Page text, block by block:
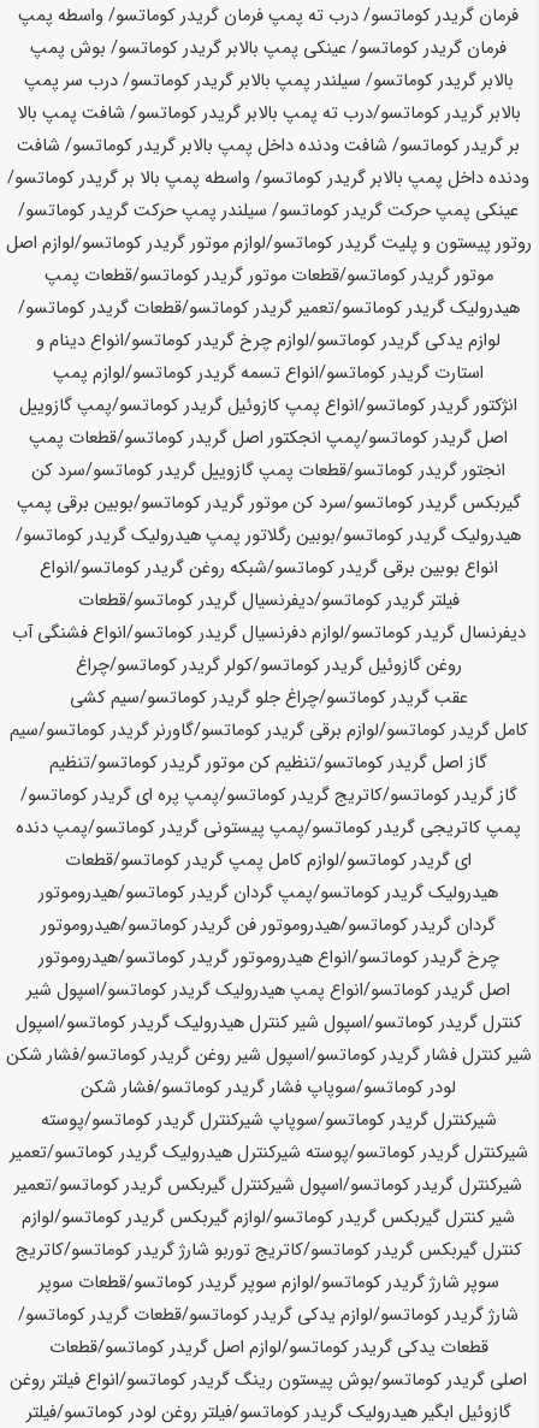
فرمان گریدرکوماتسو/ درب ته پمپ فرمان گریدرکوماتسو/ واسطه پمپ
فرمان گریدرکوماتسو/ عینکی پمپ بالابر گریدرکوماتسو/ بوش پمپ
بالابر گریدرکوماتسو/ سیلندر پمپ بالابر گریدرکوماتسو/ درب سر پمپ
بالابر گریدرکوماتسو/درب ته پمپ بالابر گریدرکوماتسو/ شافت پمپ بالا
بر گریدرکوماتسو/ شافت ودنده داخل پمپ بالابر گریدرکوماتسو/ شافت
ودنده داخل پمپ بالابر گریدرکوماتسو/ واسطه پمپ بالا بر گریدرکوماتسو/
عینکی پمپ حرکت گریدرکوماتسو/ سیلندر پمپ حرکت گریدرکوماتسو/
روتور پیستون و پلیت گریدرکوماتسو/لوازم موتور گریدرکوماتسو/لوازم اصل
موتور گریدرکوماتسو/قطعات موتور گریدرکوماتسو/قطعات پمپ
هیدرولیک گریدرکوماتسو/تعمیر گریدرکوماتسو/قطعات گریدرکوماتسو/
لوازم یدکی گریدرکوماتسو/لوازم چرخ گریدرکوماتسو/انواع دینام و
استارت گریدرکوماتسو/انواع تسمه گریدرکوماتسو/لوازم پمپ
انژکتور گریدرکوماتسو/انواع پمپ کازوئیل گریدرکوماتسو/پمپ گازوییل
اصل گریدرکوماتسو/پمپ انجکتور اصل گریدرکوماتسو/قطعات پمپ
انجتور گریدرکوماتسو/قطعات پمپ گازوییل گریدرکوماتسو/سرد کن
گیربکس گریدرکوماتسو/سرد کن موتور گریدرکوماتسو/بوبین برقی پمپ
هیدرولیک گریدرکوماتسو/بوبین رگلاتور پمپ هیدرولیک گریدرکوماتسو/
انواع بوبین برقی گریدرکوماتسو/شبکه روغن گریدرکوماتسو/انواع
فیلتر گریدرکوماتسو/دیفرنسیال گریدرکوماتسو/قطعات
دیفرنسال گریدرکوماتسو/لوازم دفرنسیال گریدرکوماتسو/انواع فشنگی آب
روغن گازوئیل گریدرکوماتسو/کولر گریدرکوماتسو/چراغ
عقب گریدرکوماتسو/چراغ جلو گریدرکوماتسو/سیم کشی
کامل گریدرکوماتسو/لوازم برقی گریدرکوماتسو/گاورنر گریدرکوماتسو/سیم
گاز اصل گریدرکوماتسو/تنظیم کن موتور گریدرکوماتسو/تنظیم
گاز گریدرکوماتسو/کاتریج گریدرکوماتسو/پمپ پره ای گریدرکوماتسو/
پمپ کاتریجی گریدرکوماتسو/پمپ پیستونی گریدرکوماتسو/پمپ دنده
ای گریدرکوماتسو/لوازم کامل پمپ گریدرکوماتسو/قطعات
هیدرولیک گریدرکوماتسو/پمپ گردان گریدرکوماتسو/هیدروموتور
گردان گریدرکوماتسو/هیدروموتور فن گریدرکوماتسو/هیدروموتور
چرخ گریدرکوماتسو/انواع هیدروموتور گریدرکوماتسو/هیدروموتور
اصل گریدرکوماتسو/انواع پمپ هیدرولیک گریدرکوماتسو/اسپول شیر
کنترل گریدرکوماتسو/اسپول شیر کنترل هیدرولیک گریدرکوماتسو/اسپول
شیر کنترل فشار گریدرکوماتسو/اسپول شیر روغن گریدرکوماتسو/فشار شکن
لودرکوماتسو/سوپاپ فشار گریدرکوماتسو/فشار شکن
شیرکنترل گریدرکوماتسو/سوپاپ شیرکنترل گریدرکوماتسو/پوسته
شیرکنترل گریدرکوماتسو/پوسته شیرکنترل هیدرولیک گریدرکوماتسو/تعمیر
شیرکنترل گریدرکوماتسو/اسپول شیرکنترل گیربکس گریدرکوماتسو/تعمیر
شیر کنترل گیربکس گریدرکوماتسو/لوازم گیربکس گریدرکوماتسو/لوازم
کنترل گیربکس گریدرکوماتسو/کاتریج توربو شارژ گریدرکوماتسو/کاتریج
سوپر شارژ گریدرکوماتسو/لوازم سوپر گریدرکوماتسو/قطعات سوپر
شارژ گریدرکوماتسو/لوازم یدکی گریدرکوماتسو/قطعات گریدرکوماتسو/
قطعات یدکی گریدرکوماتسو/لوازم اصل گریدرکوماتسو/قطعات
اصلی گریدرکوماتسو/بوش پیستون رینگ گریدرکوماتسو/انواع فیلتر روغن
گازوئیل ابگیر هیدرولیک گریدرکوماتسو/فیلتر روغن لودرکوماتسو/فیلتر